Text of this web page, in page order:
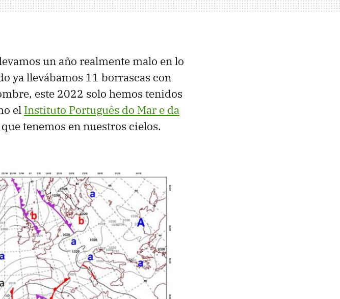
un año realmente malo en lo
ya llevábamos 11 borrascas con
este 2022 solo hemos tenidos
el Instituto Português do Mar e da
tenemos en nuestros cielos.